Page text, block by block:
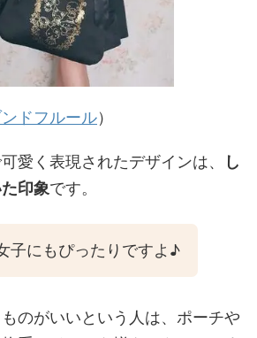
ンドフルール）
愛く表現されたデザインは、
し
印象です。
子にもぴったりですよ♪
のがいいという人は、ポーチや